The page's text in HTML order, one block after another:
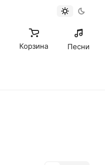
Корзина Песни